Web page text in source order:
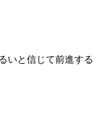
いと信じて前進する